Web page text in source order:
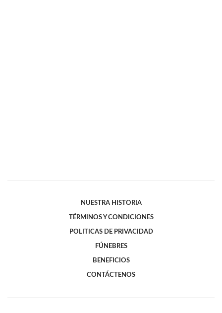
NUESTRA HISTORIA
TÉRMINOS Y CONDICIONES
POLITICAS DE PRIVACIDAD
FÚNEBRES
BENEFICIOS
CONTÁCTENOS